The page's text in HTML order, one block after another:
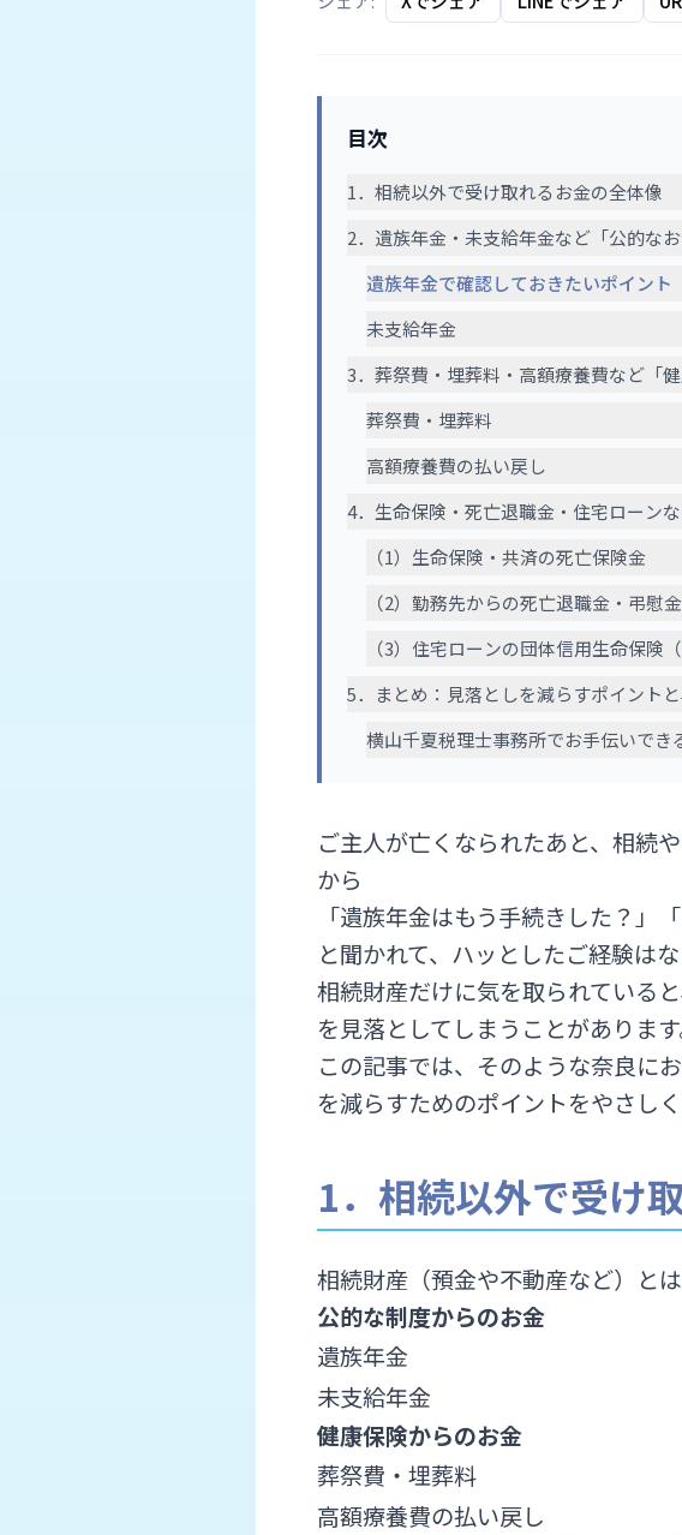
目次
1．相続以外で受け取れるお金の全体像
2．遺族年金・未支給年金など「公的なお
遺族年金で確認しておきたいポイント
未支給年金
3．葬祭費・埋葬料・高額療養費など「健
葬祭費・埋葬料
高額療養費の払い戻し
4．生命保険・死亡退職金・住宅ローン
（1）生命保険・共済の死亡保険金
（2）勤務先からの死亡退職金・弔慰金
（3）住宅ローンの団体信用生命保険（
5．まとめ：見落としを減らすポイント
横山千夏税理士事務所でお手伝いでき
ご主人が亡くなられたあと、相続
から
「遺族年金はもう手続きした？」
と聞かれて、ハッとしたご経験はな
相続財産だけに気を取られている
を見落としてしまうことがあります
この記事では、そのような奈良に
を減らすためのポイントをやさし
1．相続以外で受け
相続財産（預金や不動産など）と
公的な制度からのお金
遺族年金
未支給年金
健康保険からのお金
葬祭費・埋葬料
高額療養費の払い戻し